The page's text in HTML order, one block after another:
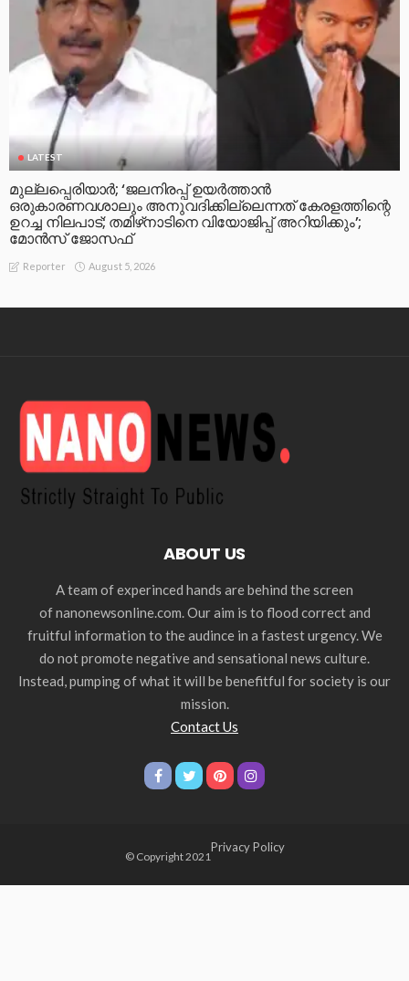
LATEST
മുല്ലപ്പെരിയാര്‍; ‘ജലനിരപ്പ് ഉയര്‍ത്താന്‍
ഒരുകാരണവശാലും അനുവദിക്കില്ലെന്നത് കേരളത്തിന്റെ
ഉറച്ച നിലപാട്; തമിഴ്‌നാടിനെ വിയോജിപ്പ് അറിയിക്കും’;
മോന്‍സ് ജോസഫ്
Reporter August 5, 2026
ABOUT US
A team of experinced hands are behind the screen
of nanonewsonline.com. Our aim is to flood correct and
fruitful information to the audince in a fastest urgency. We
do not promote negative and sensational news culture.
Instead, pumping of what it will be benefitful for society is our
mission.
Contact Us
© Copyright 2021
Privacy Policy